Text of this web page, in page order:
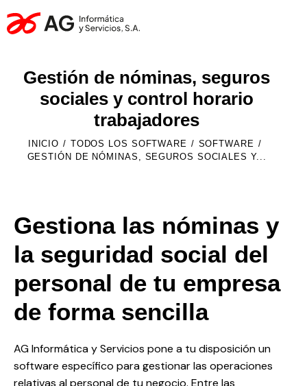
Gestión de nóminas, seguros
sociales y control horario
trabajadores
INICIO TODOS LOS SOFTWARE
SOFTWARE
GESTIÓN DE NÓMINAS, SEGUROS SOCIALES Y...
Gestiona las nóminas y
la seguridad social del
personal de tu empresa
de forma sencilla
AG Informática y Servicios pone a tu disposición un
software específico para gestionar las operaciones
relativas al personal de tu negocio. Entre las